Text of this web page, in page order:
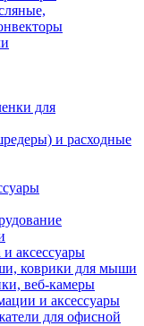
для
и расходные
аксессуары
коврики для мыши
веб-камеры
и аксессуары
для офисной